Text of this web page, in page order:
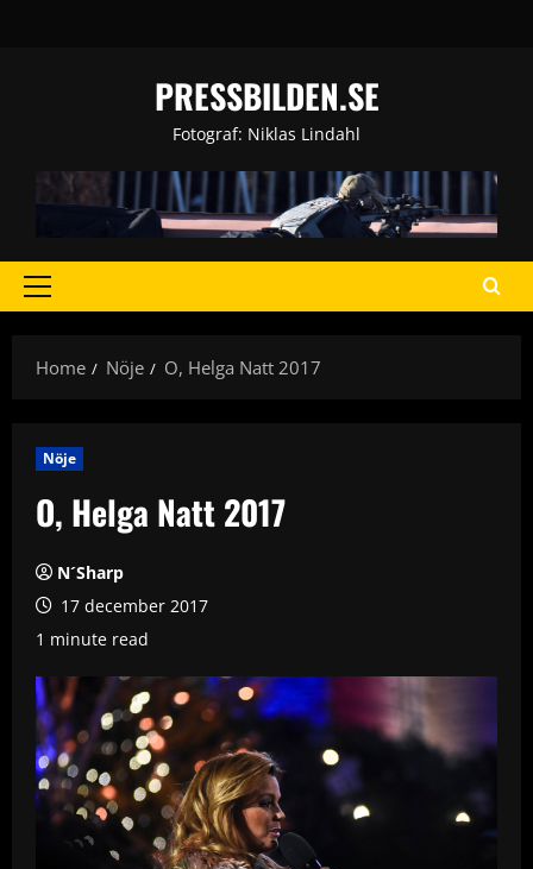
PRESSBILDEN.SE
Fotograf: Niklas Lindahl
Primary
Home
Nöje O, Helga Natt 2017
Nöje
O, Helga Natt 2017
N´Sharp
17 december 2017
1 minute read